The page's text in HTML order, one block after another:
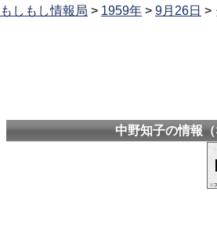
もしもし情報局 > 1959年 > 9月26日 >
中野知子の情報